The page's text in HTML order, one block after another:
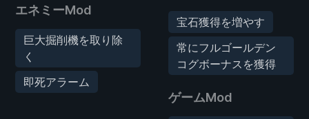
エネミーMod
巨大掘削機を取り除
く
即死アラーム
宝石獲得を増やす
常にフルゴールデン
コグボーナスを獲得
ゲームMod